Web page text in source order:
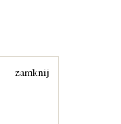
zamknij